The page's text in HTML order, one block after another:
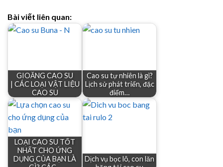
Bài viết liên quan:
GIOĂNG CAO SU
| CÁC LOẠI VẬT LIỆU
CAO SU
Cao su tự nhiên là gì?
Lịch sử phát triển, đặc
điểm…
LOẠI CAO SU TỐT
NHẤT CHO ỨNG
DỤNG CỦA BẠN LÀ
Dịch vụ bọc lô, con lăn